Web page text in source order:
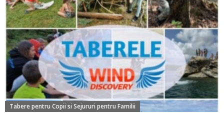
Tabere pentru Copii si Sejururi pentru Familii